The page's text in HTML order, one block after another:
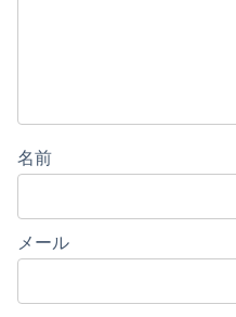
名前
メール